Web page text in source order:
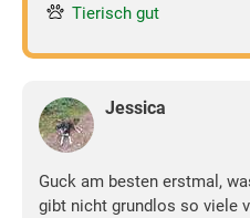
Tierisch gut
Jessica
Guck am besten erstmal,
gibt nicht grundlos so viele